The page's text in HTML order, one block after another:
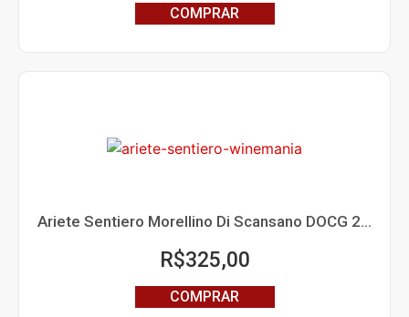
COMPRAR
Ariete Sentiero Morellino Di Scansano DOCG 2019
R$325,00
COMPRAR